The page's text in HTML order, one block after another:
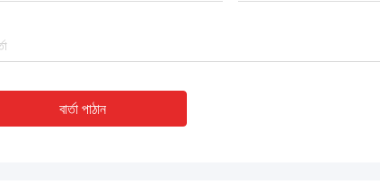
বার্তা পাঠান